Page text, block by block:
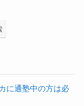
に通塾中の方は必